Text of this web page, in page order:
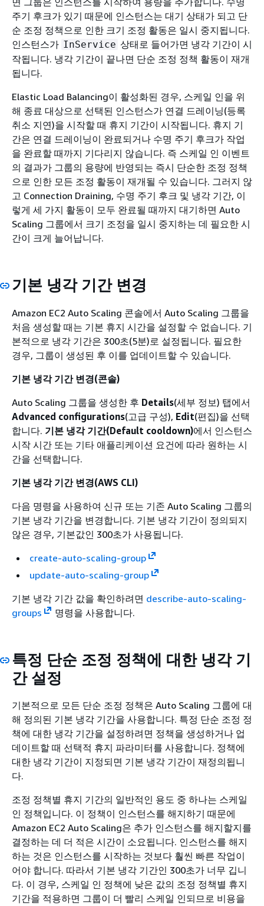
주기 후크가 있기 때문에 인스턴스는 대기 상태가 되고 단
순 조정 정책으로 인한 크기 조정 활동은 일시 중지됩니다.
인스턴스가 InService 상태로 들어가면 냉각 기간이 시
작됩니다. 냉각 기간이 끝나면 단순 조정 정책 활동이 재개
됩니다.
Elastic Load Balancing이 활성화된 경우, 스케일 인을 위
해 종료 대상으로 선택된 인스턴스가 연결 드레이닝(등록
취소 지연)을 시작할 때 휴지 기간이 시작됩니다. 휴지 기
간은 연결 드레이닝이 완료되거나 수명 주기 후크가 작업
을 완료할 때까지 기다리지 않습니다. 즉 스케일 인 이벤트
의 결과가 그룹의 용량에 반영되는 즉시 단순한 조정 정책
으로 인한 모든 조정 활동이 재개될 수 있습니다. 그러지 않
고 Connection Draining, 수명 주기 후크 및 냉각 기간, 이
렇게 세 가지 활동이 모두 완료될 때까지 대기하면 Auto
Scaling 그룹에서 크기 조정을 일시 중지하는 데 필요한 시
간이 크게 늘어납니다.
기본 냉각 기간 변경
Amazon EC2 Auto Scaling 콘솔에서 Auto Scaling 그룹을
처음 생성할 때는 기본 휴지 시간을 설정할 수 없습니다. 기
본적으로 냉각 기간은 300초(5분)로 설정됩니다. 필요한
경우, 그룹이 생성된 후 이를 업데이트할 수 있습니다.
기본 냉각 기간 변경(콘솔)
Auto Scaling 그룹을 생성한 후 Details(세부 정보) 탭에서
Advanced configurations(고급 구성), Edit(편집)을 선택
합니다. 기본 냉각 기간(Default cooldown)에서 인스턴스
시작 시간 또는 기타 애플리케이션 요건에 따라 원하는 시
간을 선택합니다.
기본 냉각 기간 변경(AWS CLI)
다음 명령을 사용하여 신규 또는 기존 Auto Scaling 그룹의
기본 냉각 기간을 변경합니다. 기본 냉각 기간이 정의되지
않은 경우, 기본값인 300초가 사용됩니다.
create-auto-scaling-group
update-auto-scaling-group
기본 냉각 기간 값을 확인하려면 describe-auto-scaling-
groups
명령을 사용합니다.
특정 단순 조정 정책에 대한 냉각 기
간 설정
기본적으로 모든 단순 조정 정책은 Auto Scaling 그룹에 대
해 정의된 기본 냉각 기간을 사용합니다. 특정 단순 조정 정
책에 대한 냉각 기간을 설정하려면 정책을 생성하거나 업
데이트할 때 선택적 휴지 파라미터를 사용합니다. 정책에
대한 냉각 기간이 지정되면 기본 냉각 기간이 재정의됩니
다.
조정 정책별 휴지 기간의 일반적인 용도 중 하나는 스케일
인 정책입니다. 이 정책이 인스턴스를 해지하기 때문에
Amazon EC2 Auto Scaling은 추가 인스턴스를 해지할지를
결정하는 데 더 적은 시간이 소요됩니다. 인스턴스를 해지
하는 것은 인스턴스를 시작하는 것보다 훨씬 빠른 작업이
어야 합니다. 따라서 기본 냉각 기간인 300초가 너무 깁니
다. 이 경우, 스케일 인 정책에 낮은 값의 조정 정책별 휴지
기간을 적용하면 그룹이 더 빨리 스케일 인되므로 비용을